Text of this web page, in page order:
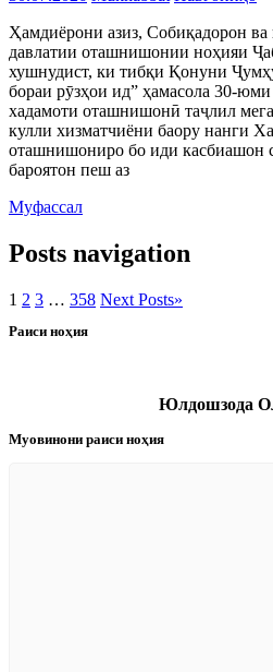
Ҳамдиёрони азиз, Собиқадорон
давлатии оташнишонии ноҳияи
хушнудист, ки тибқи Қонуни
бораи рӯзҳои ид” ҳамасола 30-
хадамоти оташнишонӣ таҷлил
кулли хизматчиёни баору нанги
оташнишониро бо иди касбиашон
бароятон пеш аз
Муфассал
Posts navigation
1 2 3 … 358 Next Posts»
Раиси ноҳия
Юлдошзода
Муовинони раиси ноҳия